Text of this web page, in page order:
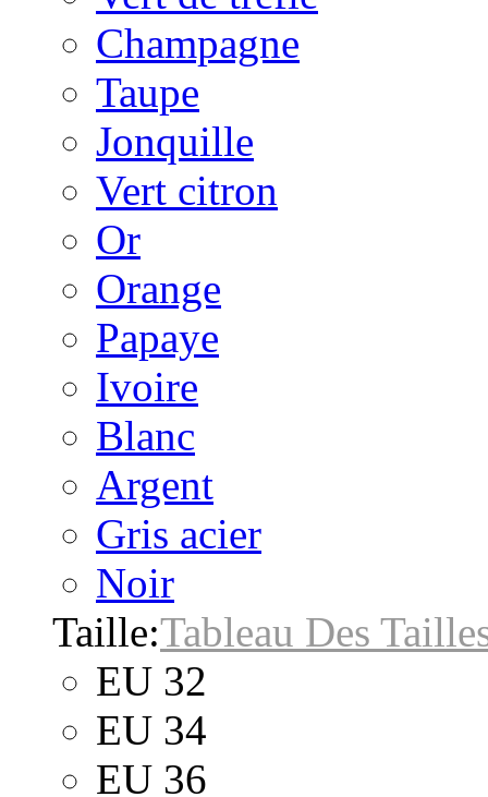
Champagne
Taupe
Jonquille
Vert citron
Or
Orange
Papaye
Ivoire
Blanc
Argent
Gris acier
Noir
Taille:Tableau Des
EU 32
EU 34
EU 36